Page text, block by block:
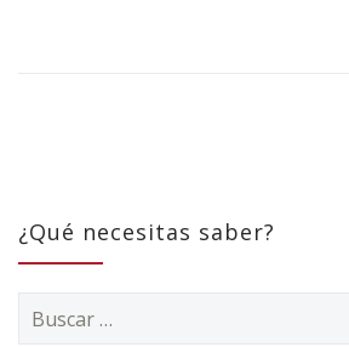
¿Qué necesitas saber?